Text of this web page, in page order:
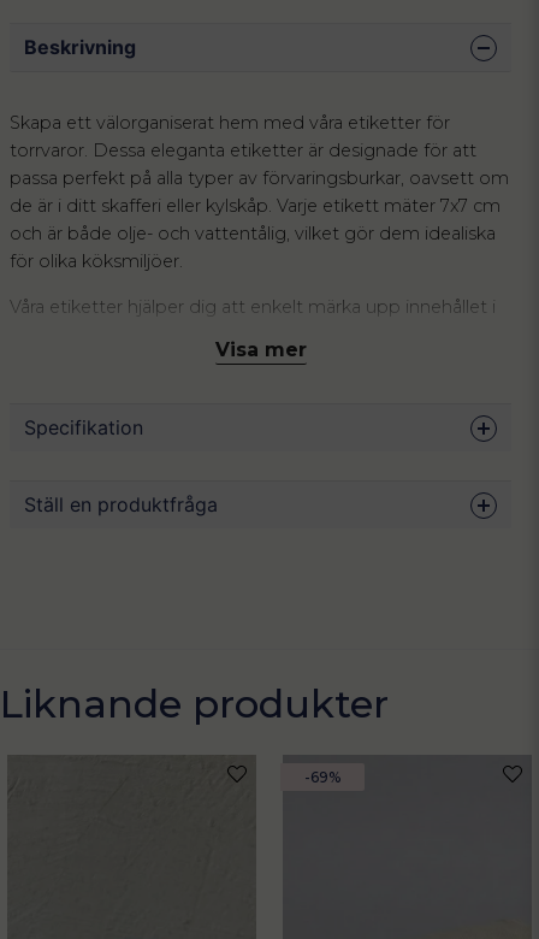
Beskrivning
Skapa ett välorganiserat hem med våra etiketter för
torrvaror. Dessa eleganta etiketter är designade för att
passa perfekt på alla typer av förvaringsburkar, oavsett om
de är i ditt skafferi eller kylskåp. Varje etikett mäter 7x7 cm
och är både olje- och vattentålig, vilket gör dem idealiska
för olika köksmiljöer.
Våra etiketter hjälper dig att enkelt märka upp innehållet i
Setet kommer med 12 etiketter som täcker vanliga
och modern design med tydlig text, vilket gör dem både
praktiska och estetiskt tilltalande.
Observera att dessa etiketter inte omfattas av returrätt.
Visa mer
Specifikation
Mått
7 x 7 cm
Ställ en produktfråga
name
Namn
Liknande produkter
-69%